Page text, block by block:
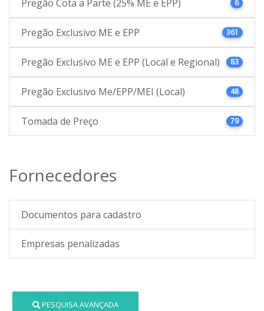
Pregão Cota a Parte (25% ME e EPP) 6
Pregão Exclusivo ME e EPP 361
Pregão Exclusivo ME e EPP (Local e Regional) 83
Pregão Exclusivo Me/EPP/MEI (Local) 48
Tomada de Preço 79
Fornecedores
Documentos para cadastro
Empresas penalizadas
PESQUISA AVANÇADA